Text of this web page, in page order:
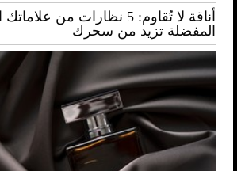
أناقة لا تُقاوم: 5 نظارات من
المفضلة تزيد من سحرك